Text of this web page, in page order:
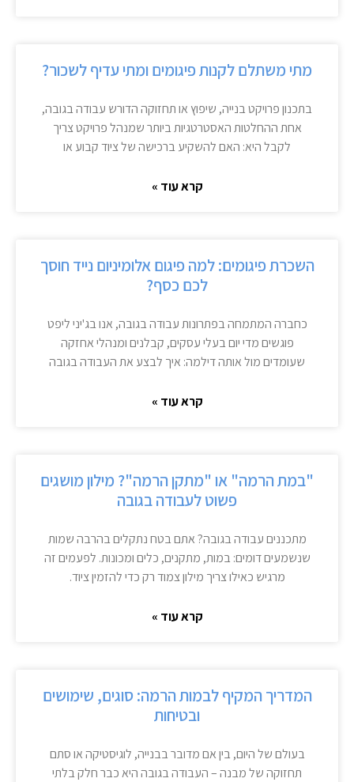
מתי משתלם לקנות פיגומים ומתי עדיף לשכור?
בתכנון פרויקט בנייה, שיפוץ או תחזוקה הדורש עבודה בגובה,
אחת ההחלטות האסטרטגיות ביותר שמנהל פרויקט צריך
לקבל היא: האם להשקיע ברכישה של ציוד קבוע או
קרא עוד »
השכרת פיגומים: למה פיגום אלומיניום נייד חוסך
לכם כסף?
כחברה המתמחה בפתרונות עבודה בגובה, אנו בג'יני ליפט
פוגשים מדי יום בעלי עסקים, קבלנים ומנהלי אחזקה
שעומדים מול אותה דילמה: איך לבצע את העבודה בגובה
קרא עוד »
"במת הרמה" או "מתקן הרמה"? מילון מושגים
פשוט לעבודה בגובה
מתכננים עבודה בגובה? אתם בטח נתקלים בהרבה שמות
שנשמעים דומים: במות, מתקנים, כלים ומכונות. לפעמים זה
מרגיש כאילו צריך מילון צמוד רק כדי להזמין ציוד.
קרא עוד »
המדריך המקיף לבמות הרמה: סוגים, שימושים
ובטיחות
בעולם של היום, בין אם מדובר בבנייה, לוגיסטיקה או סתם
תחזוקה של מבנה – העבודה בגובה היא כבר חלק בלתי